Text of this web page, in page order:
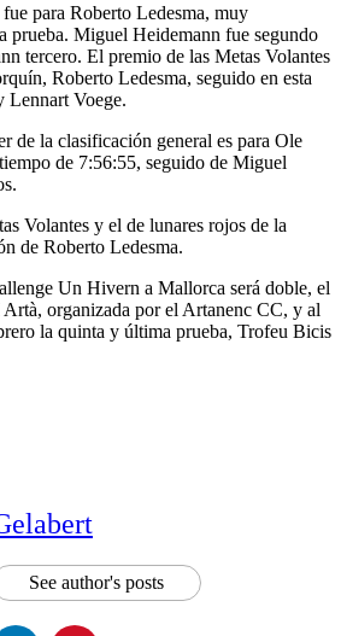
para Roberto Ledesma, muy
prueba. Miguel Heidemann fue segundo
tercero. El premio de las Metas Volantes
Roberto Ledesma, seguido en esta
Lennart Voege.
de la clasificación general es para Ole
de 7:56:55, seguido de Miguel
Volantes y el de lunares rojos de la
de Roberto Ledesma.
Un Hivern a Mallorca será doble, el
organizada por el Artanenc CC, y al
la quinta y última prueba, Trofeu Bicis
See author's posts